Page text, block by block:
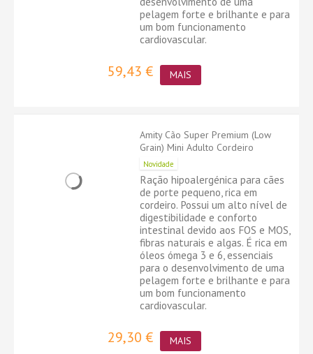
pelagem forte e brilhante e para
um bom funcionamento
cardiovascular.
59,43 € MAIS
Amity Cão Super Premium (Low
Grain) Mini Adulto Cordeiro
Novidade
Ração hipoalergénica para cães
de porte pequeno, rica em
cordeiro. Possui um alto nível de
digestibilidade e conforto
intestinal devido aos FOS e MOS,
fibras naturais e algas. É rica em
óleos ómega 3 e 6, essenciais
para o desenvolvimento de uma
pelagem forte e brilhante e para
um bom funcionamento
cardiovascular.
29,30 € MAIS